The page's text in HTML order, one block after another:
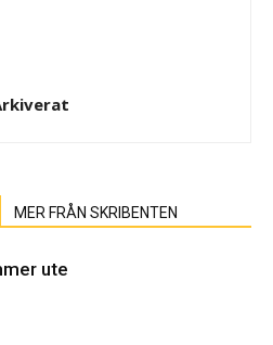
MER FRÅN SKRIBENTEN
ute